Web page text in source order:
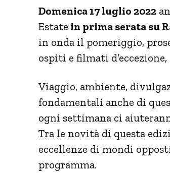
Domenica 17 luglio 2022
Estate in prima serata su
in onda il pomeriggio,
ospiti e filmati
Viaggio, ambiente,
fondamentali anche di
ogni settimana ci
Tra le novità di questa
eccellenze di mondi
programma.